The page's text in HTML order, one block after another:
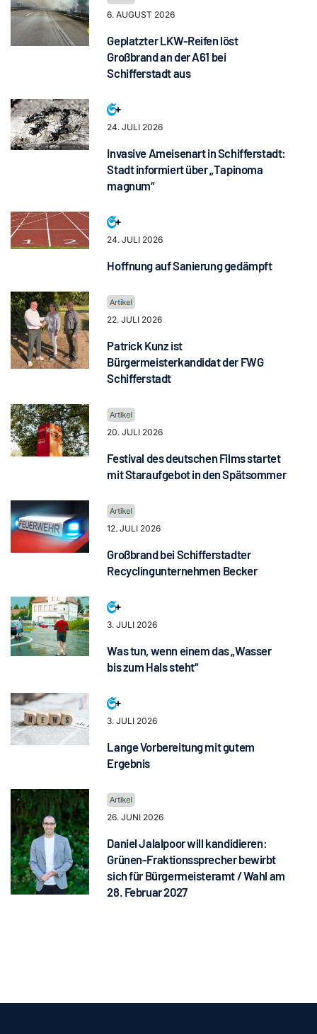
6. AUGUST 2026
Geplatzter LKW-Reifen löst
Großbrand an der A61 bei
Schifferstadt aus
24. JULI 2026
Invasive Ameisenart in Schifferstadt:
Stadt informiert über „Tapinoma
magnum“
24. JULI 2026
Hoffnung auf Sanierung gedämpft
22. JULI 2026
Patrick Kunz ist
Bürgermeisterkandidat der FWG
Schifferstadt
20. JULI 2026
Festival des deutschen Films startet
mit Staraufgebot in den Spätsommer
12. JULI 2026
Großbrand bei Schifferstadter
Recyclingunternehmen Becker
3. JULI 2026
Was tun, wenn einem das „Wasser
bis zum Hals steht“
3. JULI 2026
Lange Vorbereitung mit gutem
Ergebnis
26. JUNI 2026
Daniel Jalalpoor will kandidieren:
Grünen-Fraktionssprecher bewirbt
sich für Bürgermeisteramt / Wahl am
28. Februar 2027